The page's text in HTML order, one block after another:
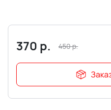
370 р. 450р.